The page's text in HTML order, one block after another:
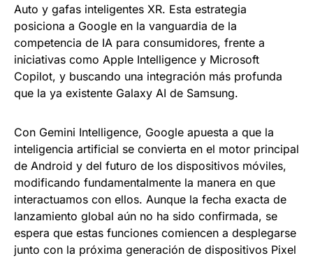
Auto y gafas inteligentes XR. Esta estrategia
posiciona a Google en la vanguardia de la
competencia de IA para consumidores, frente a
iniciativas como Apple Intelligence y Microsoft
Copilot, y buscando una integración más profunda
que la ya existente Galaxy AI de Samsung.
Con Gemini Intelligence, Google apuesta a que la
inteligencia artificial se convierta en el motor principal
de Android y del futuro de los dispositivos móviles,
modificando fundamentalmente la manera en que
interactuamos con ellos. Aunque la fecha exacta de
lanzamiento global aún no ha sido confirmada, se
espera que estas funciones comiencen a desplegarse
junto con la próxima generación de dispositivos Pixel